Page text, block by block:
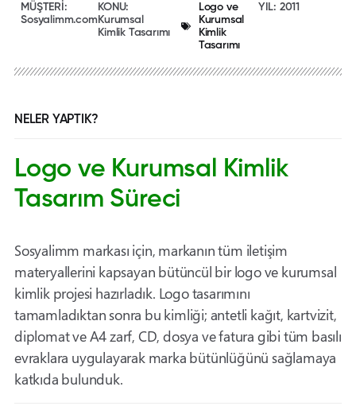
MÜŞTERİ:
Sosyalimm.com
KONU:
Kurumsal
Kimlik Tasarımı
Logo ve
Kurumsal
Kimlik
Tasarımı
YIL: 2011
NELER YAPTIK?
Logo ve Kurumsal Kimlik
Tasarım Süreci
Sosyalimm markası için, markanın tüm iletişim
materyallerini kapsayan bütüncül bir logo ve kurumsal
kimlik projesi hazırladık. Logo tasarımını
tamamladıktan sonra bu kimliği; antetli kağıt, kartvizit,
diplomat ve A4 zarf, CD, dosya ve fatura gibi tüm basılı
evraklara uygulayarak marka bütünlüğünü sağlamaya
katkıda bulunduk.